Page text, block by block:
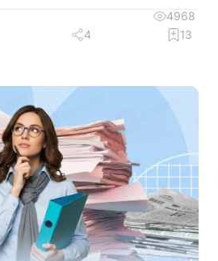
для збереження статусу
підприємства. Її можна
вимог. Щоб уникнути
Калькулятором
бронювання», який
необхідний
довідку
4968
4 13